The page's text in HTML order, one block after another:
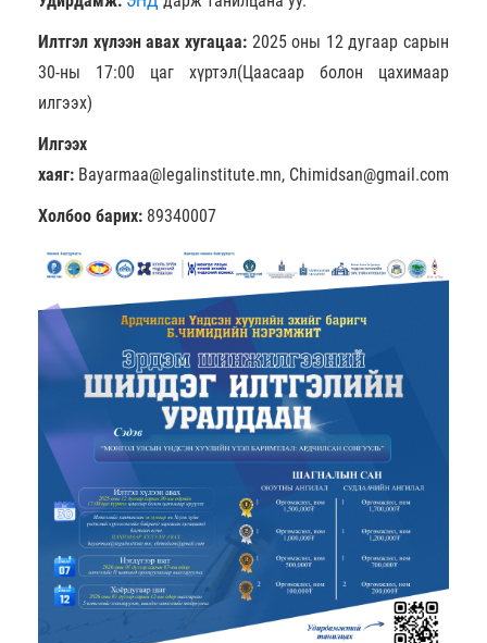
Илтгэл хүлээн авах хугацаа: 2025 оны 12 дугаар сарын
30-ны 17:00 цаг хүртэл(Цаасаар болон цахимаар
илгээх)
Илгээх
хаяг: Bayarmaa@legalinstitute.mn, Chimidsan@gmail.com
Холбоо барих: 89340007